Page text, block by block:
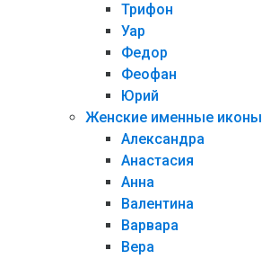
Трифон
Уар
Федор
Феофан
Юрий
Женские именные иконы
Александра
Анастасия
Анна
Валентина
Варвара
Вера